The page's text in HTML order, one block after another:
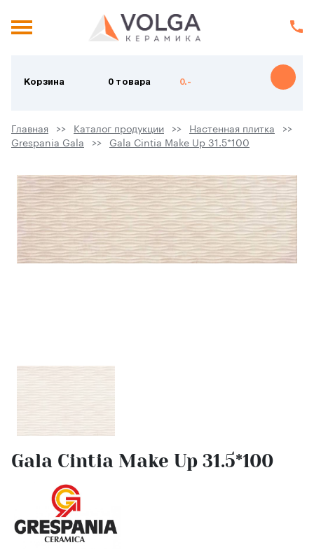
Корзина 0 товара 0.-
Главная Каталог продукции
Настенная плитка
Grespania Gala
Gala Cintia Make Up 31.5*100
Gala Cintia Make Up 31.5*100